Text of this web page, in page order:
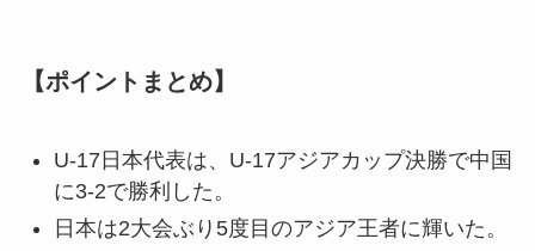
【ポイントまとめ】
U-17日本代表は、U-17アジアカップ決勝で中国
に3-2で勝利した。
日本は2大会ぶり5度目のアジア王者に輝いた。